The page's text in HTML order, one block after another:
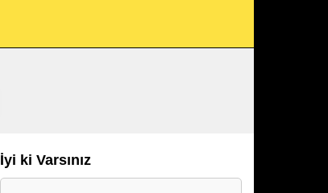
İyi ki Varsınız